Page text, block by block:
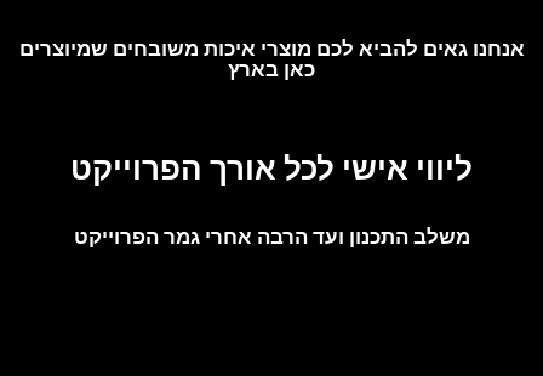
אנחנו גאים להביא לכם מוצרי איכות משובחים שמיוצרים
כאן בארץ
ליווי אישי לכל אורך הפרוייקט
משלב התכנון ועד הרבה אחרי גמר הפרוייקט